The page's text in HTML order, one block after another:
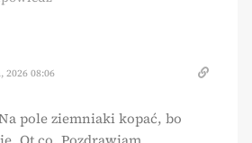
2026 08:06
pole ziemniaki kopać, bo